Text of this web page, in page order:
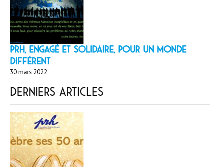
PRH, engagé et solidaire, pour un monde
différent
30 mars 2022
Derniers articles